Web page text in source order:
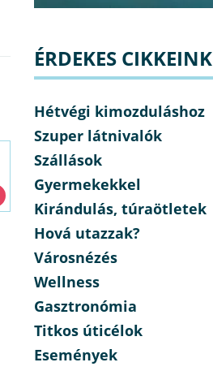
ÉRDEKES CIKKEINK
Hétvégi kimozduláshoz
Szuper látnivalók
Szállások
Gyermekekkel
Kirándulás, túraötletek
Hová utazzak?
Városnézés
Wellness
Gasztronómia
Titkos úticélok
Események